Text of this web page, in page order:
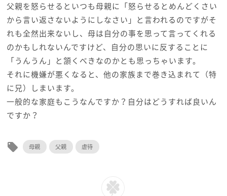
父親を怒らせるといつも母親に「怒らせるとめんどくさい
から言い返さないようにしなさい」と言われるのですがそ
れも全然出来ないし、母は自分の事を思って言ってくれる
のかもしれないんですけど、自分の思いに反することに
「うんうん」と頷くべきなのかとも思っちゃいます。
それに機嫌が悪くなると、他の家族まで巻き込まれて（特
に兄）しまいます。
一般的な家庭もこうなんですか？自分はどうすれば良いん
ですか？
local_offer 母親 父親 虐待